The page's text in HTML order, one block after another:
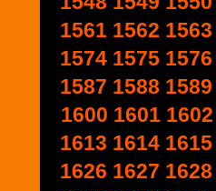
1561 1562 1563
1574 1575 1576
1587 1588 1589
1600 1601 1602
1613 1614 1615
1626 1627 1628